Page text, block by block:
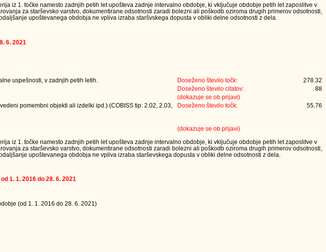
iz 1. točke namesto zadnjih petih let upošteva zadnje intervalno obdobje, ki vključuje obdobje petih let zaposlitve v
za starševsko varstvo, dokumentirane odsotnosti zaradi bolezni ali poškodb oziroma drugih primerov odsotnosti,
upoštevanega obdobja ne vpliva izraba staršvskega dopusta v obliki delne odsotnosti z dela.
6. 2021
uspešnosti, v zadnjih petih letih. Doseženo število točk:
278.32
Doseženo število citatov:
88
(dokazuje se ob prijavi)
pomembni objekti ali izdelki ipd.) (COBISS tip: 2.02, 2.03,
Doseženo število točk: 55.76
(dokazuje se ob prijavi)
iz 1. točke namesto zadnjih petih let upošteva zadnje intervalno obdobje, ki vključuje obdobje petih let zaposlitve v
za starševsko varstvo, dokumentirane odsotnosti zaradi bolezni ali poškodb oziroma drugih primerov odsotnosti,
upoštevanega obdobja ne vpliva izraba starševskega dopusta v obliki delne odsotnosti z dela.
od 1. 1. 2016 do 28. 6. 2021
(od 1. 1. 2016 do 28. 6. 2021)